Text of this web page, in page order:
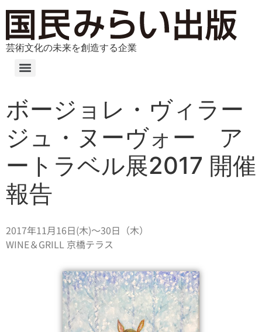
芸術文化の未来を創造する企業
ボージョレ・ヴィラー
ジュ・ヌーヴォー ア
ートラベル展2017 開催
報告
2017年11月16日(木)～30日（木）
WINE＆GRILL 京橋テラス